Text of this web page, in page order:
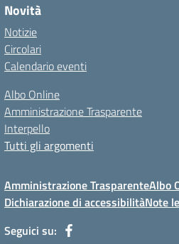
Novità
Notizie
Circolari
Calendario eventi
Albo Online
Amministrazione Trasparente
Interpello
Tutti gli argomenti
Amministrazione TrasparenteAlbo
Dichiarazione di accessibilitàNote
Seguici su: